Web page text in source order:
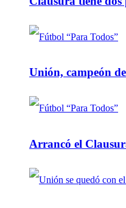
Unión, campeón
Arrancó el